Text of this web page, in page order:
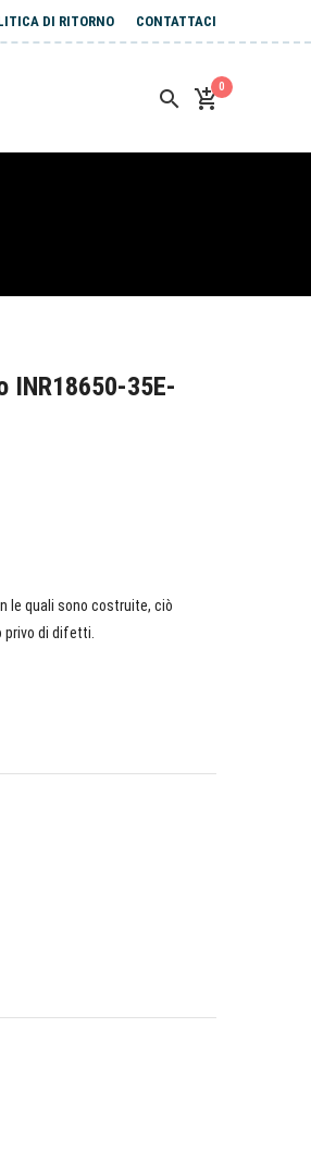
DI RITORNO CONTATTACI
0
INR18650-35E-
le quali sono costruite, ciò
di difetti.